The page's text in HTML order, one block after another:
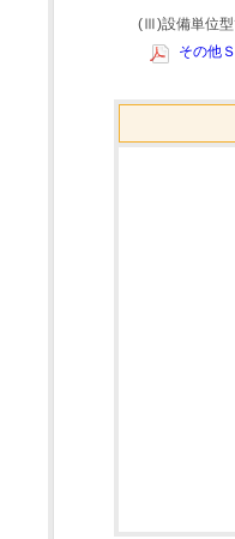
(Ⅲ)設備単位型
その他